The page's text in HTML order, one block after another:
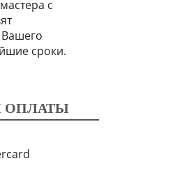
с
сроки.
ОПЛАТЫ